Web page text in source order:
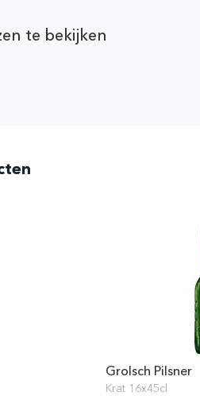
te bekijken
Grolsch Pilsner
Krat 16x45cl